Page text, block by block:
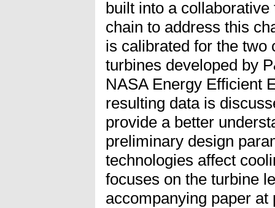
built into a
chain to address this
is calibrated for the two
turbines developed by
NASA Energy Efficient
resulting data is
provide a better
preliminary design
technologies affect
focuses on the turbine
accompanying paper